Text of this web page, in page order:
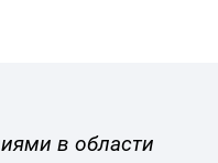
в области